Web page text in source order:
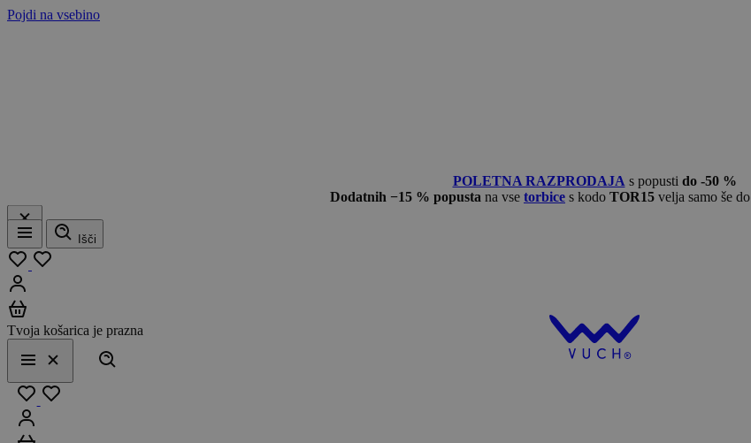
Pojdi na vsebino
POLETNA RAZPRODAJA s popusti do -50 %
Dodatnih −15 % popusta na vse torbice s kodo TOR15 velja samo še do
Meni
Išči
Tvoja košarica je prazna
Meni
Zapri